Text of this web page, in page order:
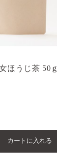
ほうじ茶 50ｇ
カートに入れる